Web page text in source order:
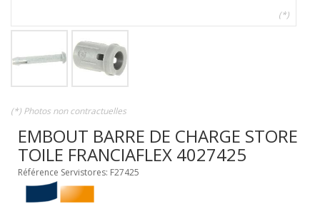
(*)
(*) Photos non contractuelles
EMBOUT BARRE DE CHARGE STORE
TOILE FRANCIAFLEX 4027425
Référence Servistores: F27425